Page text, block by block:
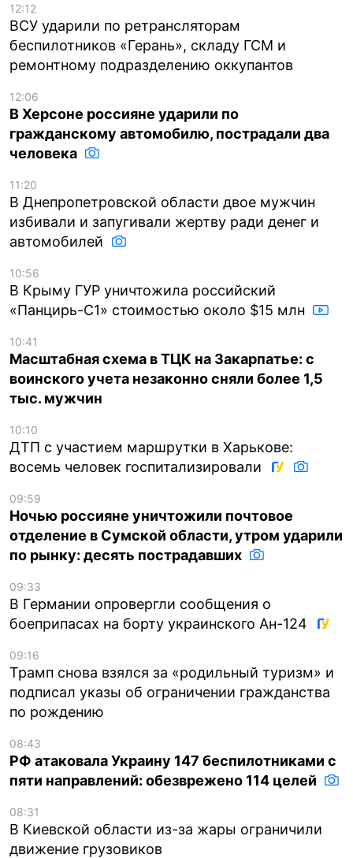
12:12
ВСУ ударили по ретрансляторам
беспилотников «Герань», складу ГСМ и
ремонтному подразделению оккупантов
12:06
В Херсоне россияне ударили по
гражданскому автомобилю, пострадали два
человека
11:20
В Днепропетровской области двое мужчин
избивали и запугивали жертву ради денег и
автомобилей
10:56
В Крыму ГУР уничтожила российский
«Панцирь-С1» стоимостью около $15 млн
10:41
Масштабная схема в ТЦК на Закарпатье: с
воинского учета незаконно сняли более 1,5
тыс. мужчин
10:10
ДТП с участием маршрутки в Харькове:
восемь человек госпитализировали
09:59
Ночью россияне уничтожили почтовое
отделение в Сумской области, утром ударили
по рынку: десять пострадавших
09:33
В Германии опровергли сообщения о
боеприпасах на борту украинского Ан-124
09:16
Трамп снова взялся за «родильный туризм» и
подписал указы об ограничении гражданства
по рождению
08:43
РФ атаковала Украину 147 беспилотниками с
пяти направлений: обезврежено 114 целей
08:31
В Киевской области из-за жары ограничили
движение грузовиков